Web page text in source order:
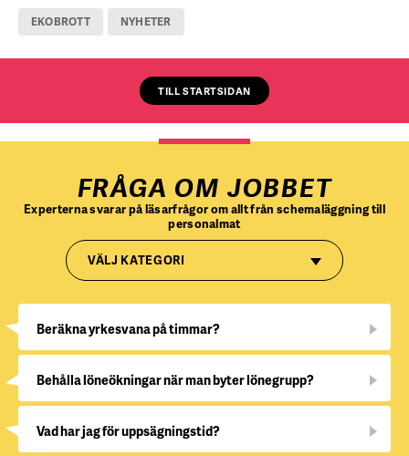
EKOBROTT NYHETER
TILL STARTSIDAN
FRÅGA OM JOBBET
Experterna svarar på läsarfrågor om allt från schemaläggning till
personalmat
VÄLJ KATEGORI
Beräkna yrkesvana på timmar?
Behålla löneökningar när man byter lönegrupp?
Vad har jag för uppsägningstid?